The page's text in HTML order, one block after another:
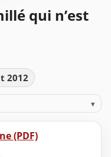
qui n’est
2012
▾
(PDF)